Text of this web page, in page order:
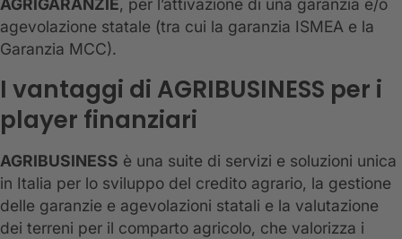
AGRIGARANZIE, per l’attivazione di una garanzia e/o
agevolazione statale (tra cui la garanzia ISMEA e la
Garanzia MCC).
I vantaggi di AGRIBUSINESS per i
player finanziari
AGRIBUSINESS è una suite di servizi e soluzioni unica
in Italia per lo sviluppo del credito agrario, la gestione
delle garanzie e agevolazioni statali e la valutazione
dei terreni per il comparto agricolo, che valorizza i